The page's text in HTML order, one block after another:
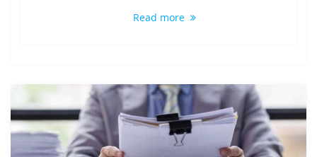
Read more